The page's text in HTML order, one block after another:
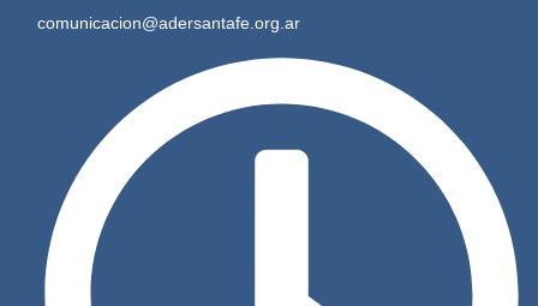
comunicacion@adersantafe.org.ar